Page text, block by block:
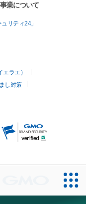
業について
リティ24」
ラエ）
し対策